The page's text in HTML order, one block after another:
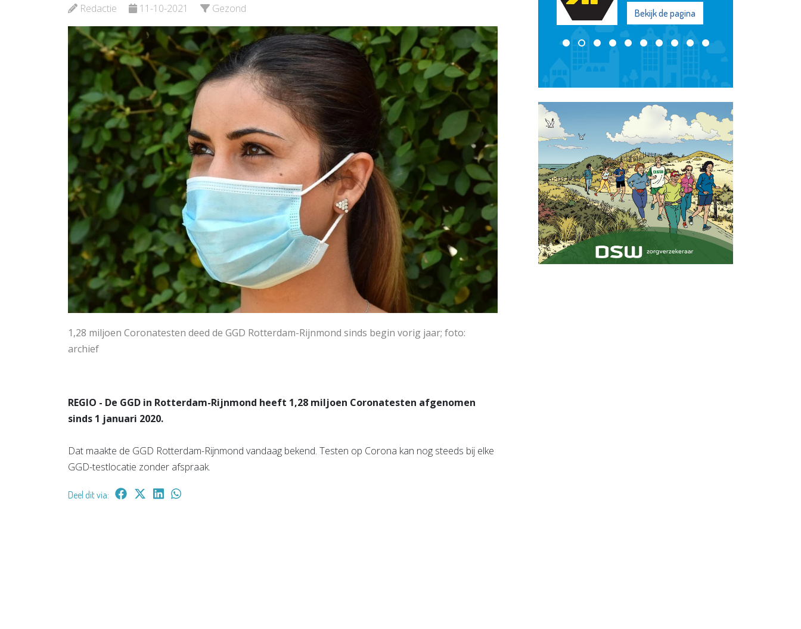
Redactie 11-10-2021 Gezond
1,28 miljoen Coronatesten deed de GGD Rotterdam-Rijnmond sinds begin vorig jaar; foto:
archief
REGIO - De GGD in Rotterdam-Rijnmond heeft 1,28 miljoen Coronatesten afgenomen
sinds 1 januari 2020.
Dat maakte de GGD Rotterdam-Rijnmond vandaag bekend. Testen op Corona kan nog steeds bij elke
GGD-testlocatie zonder afspraak.
Deel dit via:
Bekijk de pagina
Bekijk de pagina